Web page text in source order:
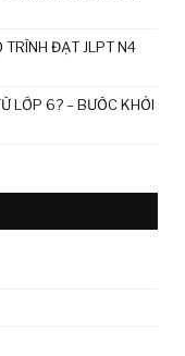
TRÌNH ĐẠT JLPT N4
LỚP 6? – BƯỚC KHỞI